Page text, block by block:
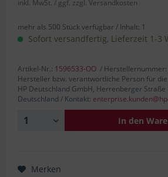
inkl. MwSt. / ggf. zzgl. Versandkosten
mehr als 500 Stück verfügbar / Inhalt: 1
Sofort versandfertig, Lieferzeit 1-3
Artikel-Nr.: 1596533-OO / Herstellernummer:
Hersteller bzw. verantwortliche Person für die
HP Deutschland GmbH, Herrenberger
Deutschland / Kontakt:
In den
Merken